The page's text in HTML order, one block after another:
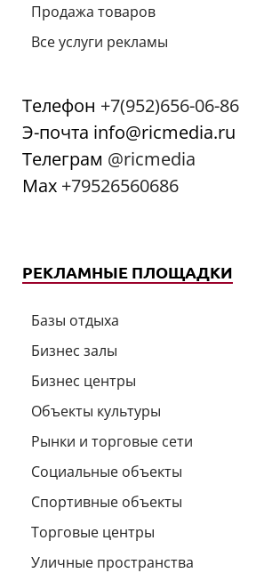
Продажа товаров
Все услуги рекламы
Телефон +7(952)656-06-86
Э-почта info@ricmedia.ru
Телеграм @ricmedia
Мах +79526560686
РЕКЛАМНЫЕ ПЛОЩАДКИ
Базы отдыха
Бизнес залы
Бизнес центры
Объекты культуры
Рынки и торговые сети
Социальные объекты
Спортивные объекты
Торговые центры
Уличные пространства